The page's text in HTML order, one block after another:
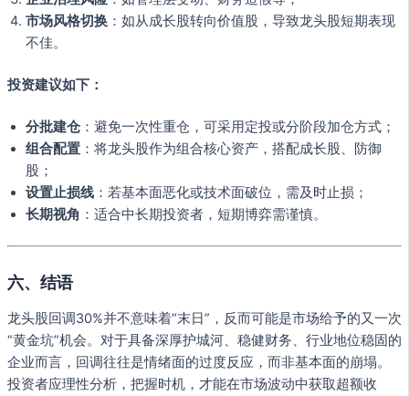
市场风格切换 ：如从成长股转向价值股，导致龙头股短期表现
不佳。
投资建议如下：
分批建仓 ：避免一次性重仓，可采用定投或分阶段加仓方式；
组合配置 ：将龙头股作为组合核心资产，搭配成长股、防御
股；
设置止损线 ：若基本面恶化或技术面破位，需及时止损；
长期视角 ：适合中长期投资者，短期博弈需谨慎。
六、结语
龙头股回调30%并不意味着“末日”，反而可能是市场给予的又一次
“黄金坑”机会。对于具备深厚护城河、稳健财务、行业地位稳固的
企业而言，回调往往是情绪面的过度反应，而非基本面的崩塌。
投资者应理性分析，把握时机，才能在市场波动中获取超额收